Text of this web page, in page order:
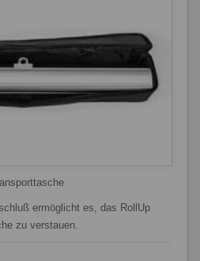
ermöglicht es, das RollUp
zu verstauen.